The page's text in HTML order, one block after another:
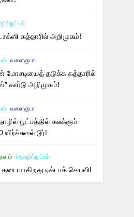
கத்தாரில் அறிமுகம்!
வளைகுடா
தடுக்க கத்தாரில்
கார்டு அறிமுகம்!
வளைகுடா
நுட்பத்தில் கலக்கும்
டூர்!
தொழில்நுட்பம்
தடையாகிறது டிக்டாக் செயலி!